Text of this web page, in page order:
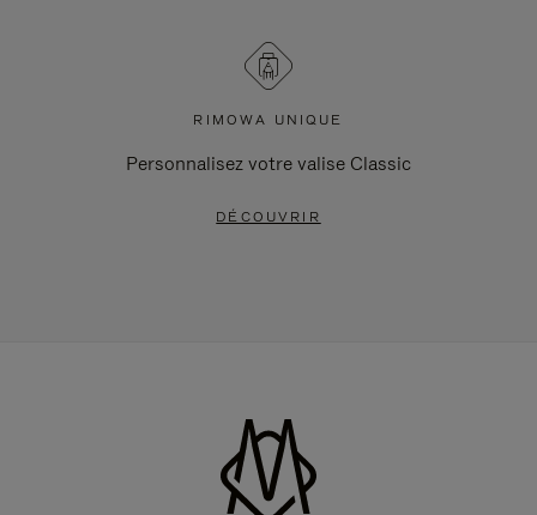
RIMOWA UNIQUE
Personnalisez votre valise Classic
DÉCOUVRIR